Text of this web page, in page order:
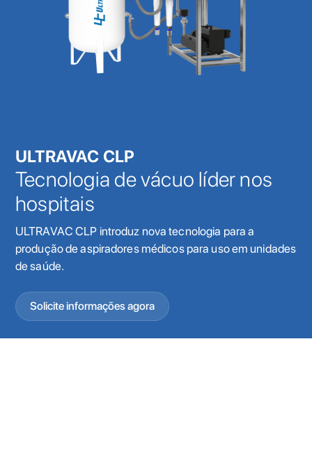
ULTRAVAC CLP
Tecnologia de vácuo líder nos
hospitais
ULTRAVAC CLP introduz nova tecnologia para a
produção de aspiradores médicos para uso em unidades
de saúde.
Solicite informações agora